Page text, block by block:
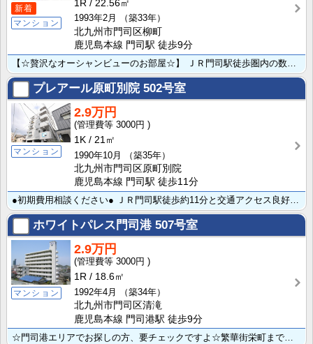
新着
マンション
1R
22.56㎡
1993年2月
（築33年）
北九州市門司区柳町
鹿児島本線 門司駅 徒歩9分
【☆贅沢なオーシャンビューのお部屋☆】 ＪＲ門司駅徒歩圏内の数少ないマンションです☆ご要望の多い室内･･･
プレアール原町別院502号室
マンション
2.9万円
3000円
1K
21㎡
1990年10月
（築35年）
北九州市門司区原町別院
鹿児島本線 門司駅 徒歩11分
●初期費用相談ください● ＪＲ門司駅徒歩約11分と交通アクセス良好です♪コンビニ・スーパーへも徒歩圏･･･
ホワイトパレス門司港 507号室
マンション
2.9万円
3000円
1R
18.6㎡
1992年4月
（築34年）
北九州市門司区清滝
鹿児島本線 門司港駅 徒歩9分